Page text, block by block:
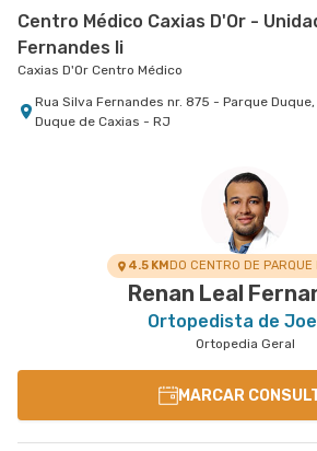
Centro Médico Caxias D'Or -
Fernandes Ii
Caxias D'Or Centro Médico
Rua Silva Fernandes nr. 875 - Parque Duque,
Duque de Caxias - RJ
Rua do Capelao nr. 137 - Padre Miguel, Rio de
Rua Almirante Baltazar nr. 435 Centro Médico
Ao Lado da Oncologia D'Or - Sao Cristovao,
Rua Mariz e Barros nr. 550 - Icarai, Niteroi -
4.5 KMDO CENTRO DE PARQUE
Renan Leal
Ortopedista de
Ortopedia Geral
MARCAR